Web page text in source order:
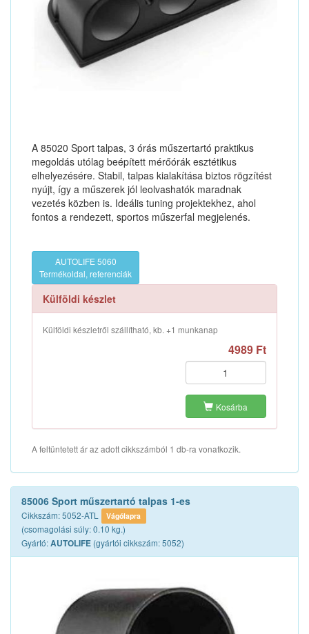
A 85020 Sport talpas, 3 órás műszertartó praktikus
megoldás utólag beépített mérőórák esztétikus
elhelyezésére. Stabil, talpas kialakítása biztos rögzítést
nyújt, így a műszerek jól leolvashatók maradnak
vezetés közben is. Ideális tuning projektekhez, ahol
fontos a rendezett, sportos műszerfal megjelenés.
AUTOLIFE 5060
Termékoldal, referenciák
Külföldi készlet
Külföldi készletről szállítható, kb. +1 munkanap
4989 Ft
Kosárba
A feltüntetett ár az adott cikkszámból 1 db-ra vonatkozik.
85006 Sport műszertartó talpas 1-es
Cikkszám: 5052-ATL Vágólapra
(csomagolási súly: 0.10 kg.)
Gyártó:AUTOLIFE (gyártói cikkszám: 5052)